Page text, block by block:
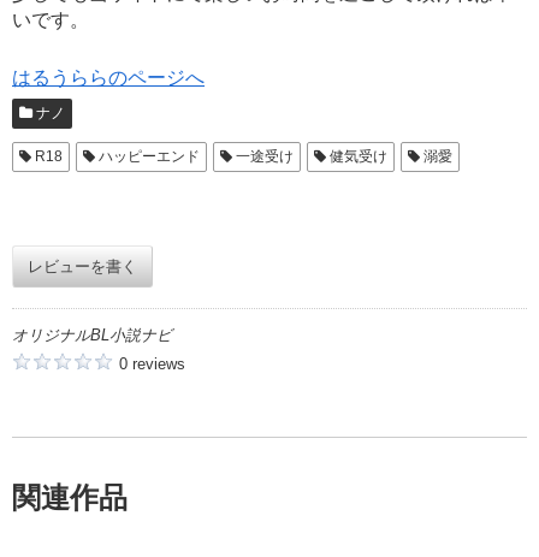
いです。
はるうららのページへ
ナノ
R18 ハッピーエンド 一途受け 健気受け 溺愛
レビューを書く
オリジナルBL小説ナビ
0 reviews
関連作品